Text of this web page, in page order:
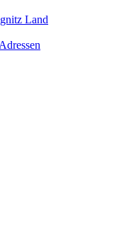
Land